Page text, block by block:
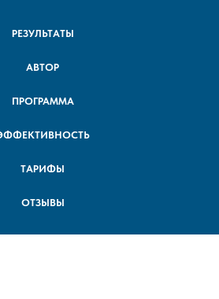
РЕЗУЛЬТАТЫ
АВТОР
ПРОГРАММА
ТАРИФЫ
ОТЗЫВЫ